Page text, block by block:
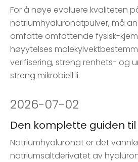
For å nøye evaluere kvaliteten
natriumhyaluronatpulver, må
omfatte omfattende fysisk-
høyytelses
verifisering, streng renhets- og
streng mikrobiell li.
2026-07-02
Natriumhyaluronat er det
natriumsaltderivatet av